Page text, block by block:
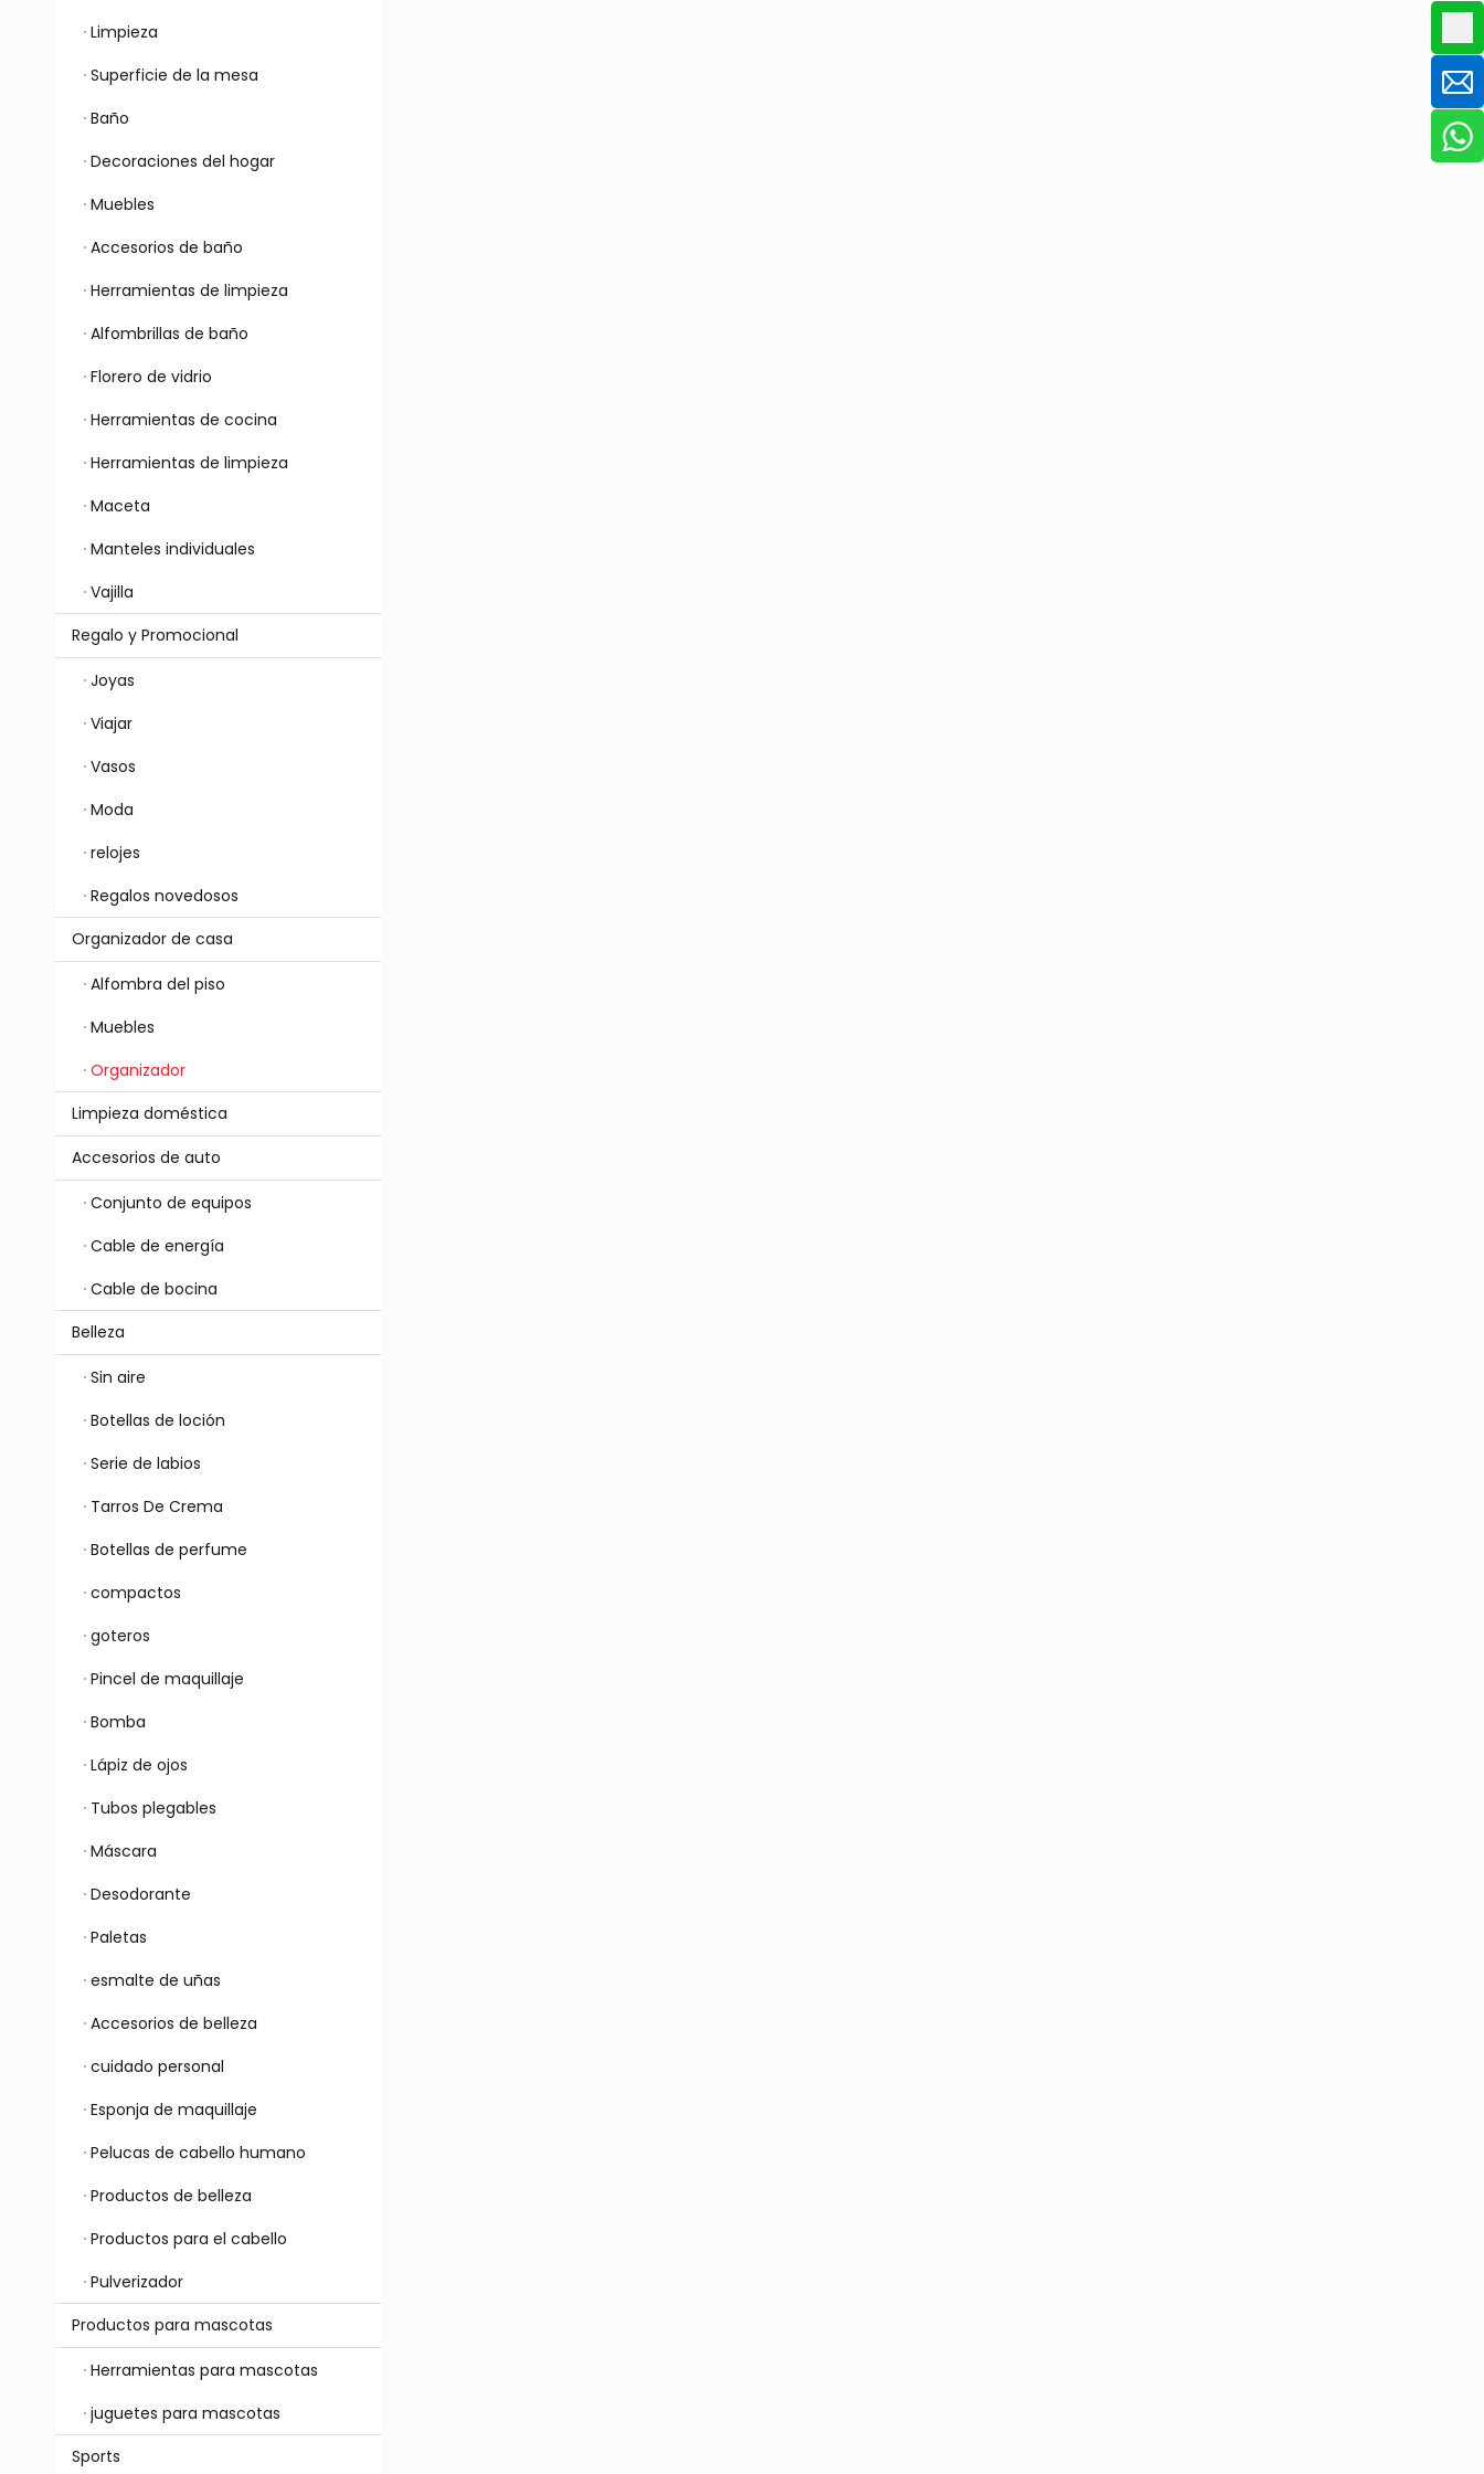
Limpieza
Superficie de la mesa
Baño
Decoraciones del hogar
Muebles
Accesorios de baño
Herramientas de limpieza
Alfombrillas de baño
Florero de vidrio
Herramientas de cocina
Herramientas de limpieza
Maceta
Manteles individuales
Vajilla
Regalo y Promocional
Joyas
Viajar
Vasos
Moda
relojes
Regalos novedosos
Organizador de casa
Alfombra del piso
Muebles
Organizador
Limpieza doméstica
Accesorios de auto
Conjunto de equipos
Cable de energía
Cable de bocina
Belleza
Sin aire
Botellas de loción
Serie de labios
Tarros De Crema
Botellas de perfume
compactos
goteros
Pincel de maquillaje
Bomba
Lápiz de ojos
Tubos plegables
Máscara
Desodorante
Paletas
esmalte de uñas
Accesorios de belleza
cuidado personal
Esponja de maquillaje
Pelucas de cabello humano
Productos de belleza
Productos para el cabello
Pulverizador
Productos para mascotas
Herramientas para mascotas
juguetes para mascotas
Sports